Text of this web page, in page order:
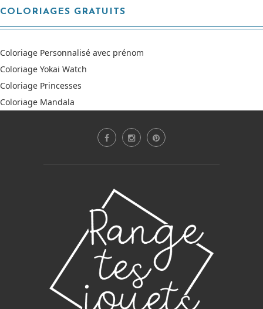
COLORIAGES GRATUITS
Coloriage Personnalisé avec prénom
Coloriage Yokai Watch
Coloriage Princesses
Coloriage Mandala